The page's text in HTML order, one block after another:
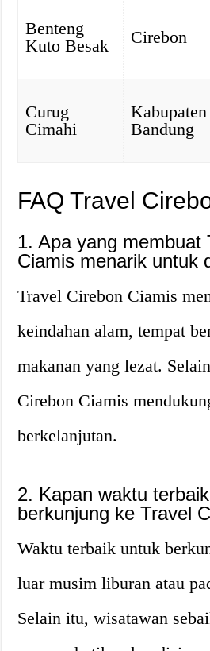
Benteng
Kuto Besak
Cirebon
Curug
Cimahi
Kabupaten
Bandung
FAQ Travel
1. Apa yang membuat
Ciamis menarik untuk
Travel Cirebon Ciamis
keindahan alam, tempat
makanan yang lezat.
Cirebon Ciamis
berkelanjutan.
2. Kapan waktu
berkunjung ke Travel
Waktu terbaik untuk
luar musim liburan atau
Selain itu, wisatawan